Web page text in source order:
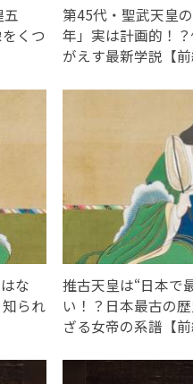
くつ
第45代・聖武天皇
年」実は計画的！
がえす最新学説【前
な
られ
推古天皇は“日本で
い！？日本最古の
ざる女帝の系譜【前